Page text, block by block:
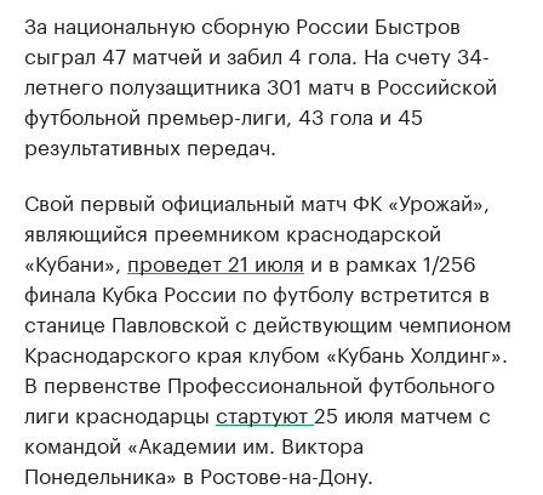
За национальную сборную России Быстров
сыграл 47 матчей и забил 4 гола. На счету 34-
летнего полузащитника 301 матч в Российской
футбольной премьер-лиги, 43 гола и 45
результативных передач.
Свой первый официальный матч ФК «Урожай»,
являющийся преемником краснодарской
«Кубани», проведет 21 июля и в рамках 1/256
финала Кубка России по футболу встретится в
станице Павловской с действующим чемпионом
Краснодарского края клубом «Кубань Холдинг».
В первенстве Профессиональной футбольного
лиги краснодарцы стартуют 25 июля матчем с
командой «Академии им. Виктора
Понедельника» в Ростове-на-Дону.